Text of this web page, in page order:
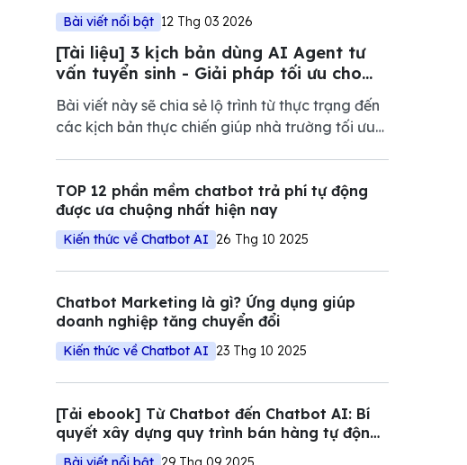
Bài viết nổi bật 12 Thg 03 2026
[Tài liệu] 3 kịch bản dùng AI Agent tư
vấn tuyển sinh - Giải pháp tối ưu cho
mùa tuyển sinh 2026
Bài viết này sẽ chia sẻ lộ trình từ thực trạng đến
các kịch bản thực chiến giúp nhà trường tối ưu
TOP 12 phần mềm chatbot trả phí tự động
được ưa chuộng nhất hiện nay
Kiến thức về Chatbot AI 26 Thg 10 2025
Chatbot Marketing là gì? Ứng dụng giúp
doanh nghiệp tăng chuyển đổi
Kiến thức về Chatbot AI 23 Thg 10 2025
[Tải ebook] Từ Chatbot đến Chatbot AI: Bí
quyết xây dựng quy trình bán hàng tự động
hiệu quả